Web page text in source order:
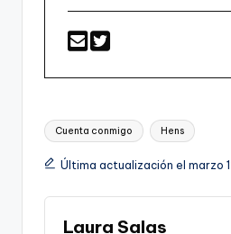
Etiquetas:
Cuenta conmigo Hens
Última actualización el marzo
Laura Salas